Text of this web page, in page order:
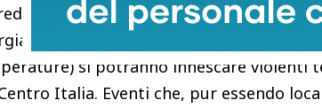
del corpo e peggiorando la
che si andrà ad accumulare (maggior
si potranno innescare violenti
Italia. Eventi che, pur essendo